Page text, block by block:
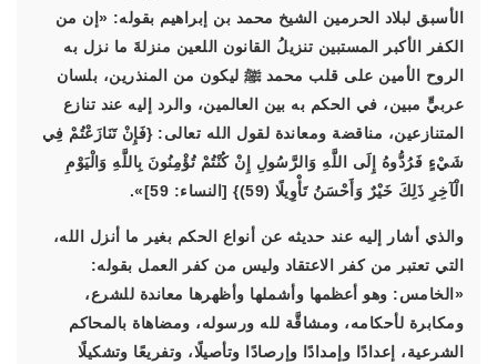
الأسبق لبلاد الحرمين الشيخ محمد بن إبراهيم بقوله: «إن من
الكفر الأكبر المستبين تنزيلُ القانون اللعين منزلةَ ما نزل به
الروح الأمين على قلب محمد ﷺ ليكون من المنذرين، بلسان
عربيٍّ مبين، في الحكم به بين العالمين، والرد إليه عند تنازع
المتنازعين، مناقضة ومعاندة لقول الله تعالى: {فَإِنْ تَنَازَعْتُمْ فِي
شَيْءٍ فَرُدُّوهُ إِلَى اللَّهِ وَالرَّسُولِ إِنْ كُنْتُمْ تُؤْمِنُونَ بِاللَّهِ وَالْيَوْمِ
الْآخِرِ ذَلِكَ خَيْرٌ وَأَحْسَنُ تَأْوِيلًا (59)} [النساء: 59]».
والذي أشار إليه عند حديثه عن أنواع الحكم بغير ما أنزل الله،
التي تعتبر من كفر الاعتقاد وليس من كفر العمل بقوله:
«الخامس: وهو أعظمها وأشملها وأظهرها معاندة للشرع،
ومكابرة لأحكامه، ومشاقَّة لله ورسوله، ومضاهاة بالمحاكم
الشرعية، إعدادًا وإمدادًا وإرصادًا وتأصيلًا، وتفريعًا وتشكيلًا